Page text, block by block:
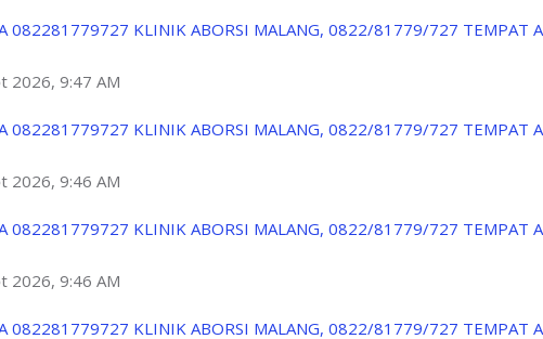
082281779727 KLINIK ABORSI MALANG, 0822/81779/727 TEMPAT
2026, 9:47 AM
082281779727 KLINIK ABORSI MALANG, 0822/81779/727 TEMPAT
2026, 9:46 AM
082281779727 KLINIK ABORSI MALANG, 0822/81779/727 TEMPAT
2026, 9:46 AM
082281779727 KLINIK ABORSI MALANG, 0822/81779/727 TEMPAT